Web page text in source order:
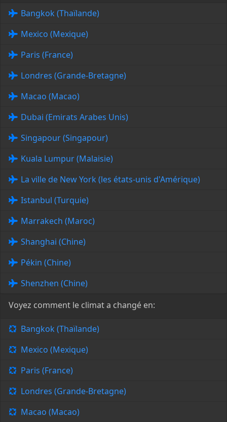
Bangkok (Thaïlande)
Mexico (Mexique)
Paris (France)
Londres (Grande-Bretagne)
Macao (Macao)
Dubai (Emirats Arabes Unis)
Singapour (Singapour)
Kuala Lumpur (Malaisie)
La ville de New York (les états-unis d'Amérique)
Istanbul (Turquie)
Marrakech (Maroc)
Shanghai (Chine)
Pékin (Chine)
Shenzhen (Chine)
Voyez comment le climat a changé en:
Bangkok (Thaïlande)
Mexico (Mexique)
Paris (France)
Londres (Grande-Bretagne)
Macao (Macao)